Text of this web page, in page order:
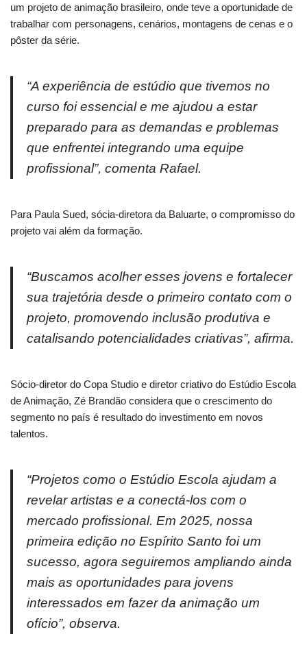
um projeto de animação brasileiro, onde teve a oportunidade de
trabalhar com personagens, cenários, montagens de cenas e o
pôster da série.
“A experiência de estúdio que tivemos no
curso foi essencial e me ajudou a estar
preparado para as demandas e problemas
que enfrentei integrando uma equipe
profissional”, comenta Rafael.
Para Paula Sued, sócia-diretora da Baluarte, o compromisso do
projeto vai além da formação.
“Buscamos acolher esses jovens e fortalecer
sua trajetória desde o primeiro contato com o
projeto, promovendo inclusão produtiva e
catalisando potencialidades criativas”, afirma.
Sócio-diretor do Copa Studio e diretor criativo do Estúdio Escola
de Animação, Zé Brandão considera que o crescimento do
segmento no país é resultado do investimento em novos
talentos.
“Projetos como o Estúdio Escola ajudam a
revelar artistas e a conectá-los com o
mercado profissional. Em 2025, nossa
primeira edição no Espírito Santo foi um
sucesso, agora seguiremos ampliando ainda
mais as oportunidades para jovens
interessados em fazer da animação um
ofício”, observa.